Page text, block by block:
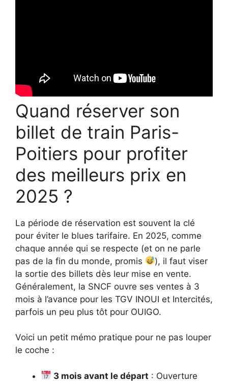
Quand réserver son
billet de train Paris-
Poitiers pour profiter
des meilleurs prix en
2025 ?
La période de réservation est souvent la clé
pour éviter le blues tarifaire. En 2025, comme
chaque année qui se respecte (et on ne parle
pas de la fin du monde, promis
), il faut viser
la sortie des billets dès leur mise en vente.
Généralement, la SNCF ouvre ses ventes à 3
mois à l’avance pour les TGV INOUI et Intercités,
parfois un peu plus tôt pour OUIGO.
Voici un petit mémo pratique pour ne pas louper
le coche :
3 mois avant le départ : Ouverture